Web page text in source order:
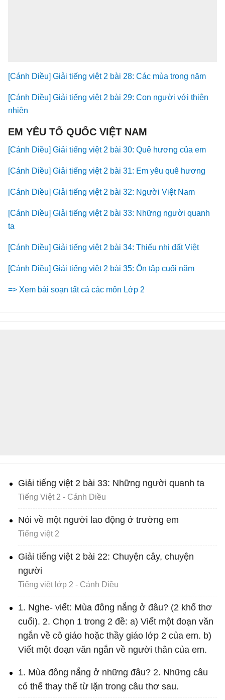
[Cánh Diều] Giải tiếng việt 2 bài 28: Các mùa trong năm
[Cánh Diều] Giải tiếng việt 2 bài 29: Con người với thiên
nhiên
EM YÊU TỔ QUỐC VIỆT NAM
[Cánh Diều] Giải tiếng việt 2 bài 30: Quê hương của em
[Cánh Diều] Giải tiếng việt 2 bài 31: Em yêu quê hương
[Cánh Diều] Giải tiếng việt 2 bài 32: Người Việt Nam
[Cánh Diều] Giải tiếng việt 2 bài 33: Những người quanh
ta
[Cánh Diều] Giải tiếng việt 2 bài 34: Thiếu nhi đất Việt
[Cánh Diều] Giải tiếng việt 2 bài 35: Ôn tập cuối năm
=> Xem bài soạn tất cả các môn Lớp 2
Giải tiếng việt 2 bài 33: Những người quanh ta
Tiếng Việt 2 - Cánh Diều
Nói về một người lao động ở trường em
Tiếng việt 2
Giải tiếng việt 2 bài 22: Chuyện cây, chuyện
người
Tiếng việt lớp 2 - Cánh Diều
1. Nghe- viết: Mùa đông nắng ở đâu? (2 khổ thơ
cuối). 2. Chọn 1 trong 2 đề: a) Viết một đoạn văn
ngắn về cô giáo hoặc thầy giáo lớp 2 của em. b)
Viết một đoạn văn ngắn về người thân của em.
1. Mùa đông nắng ở những đâu? 2. Những câu
có thể thay thế từ lặn trong câu thơ sau.